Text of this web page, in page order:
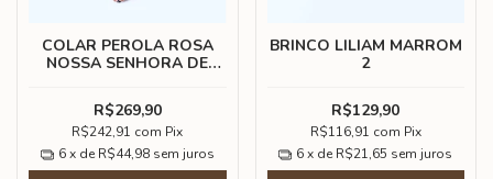
COLAR PEROLA ROSA
NOSSA SENHORA DE
R$269,90
R$242,91 com Pix
6 x de R$44,98 sem juros
BRINCO LILIAM MARROM
2
R$129,90
R$116,91 com Pix
6 x de R$21,65 sem juros